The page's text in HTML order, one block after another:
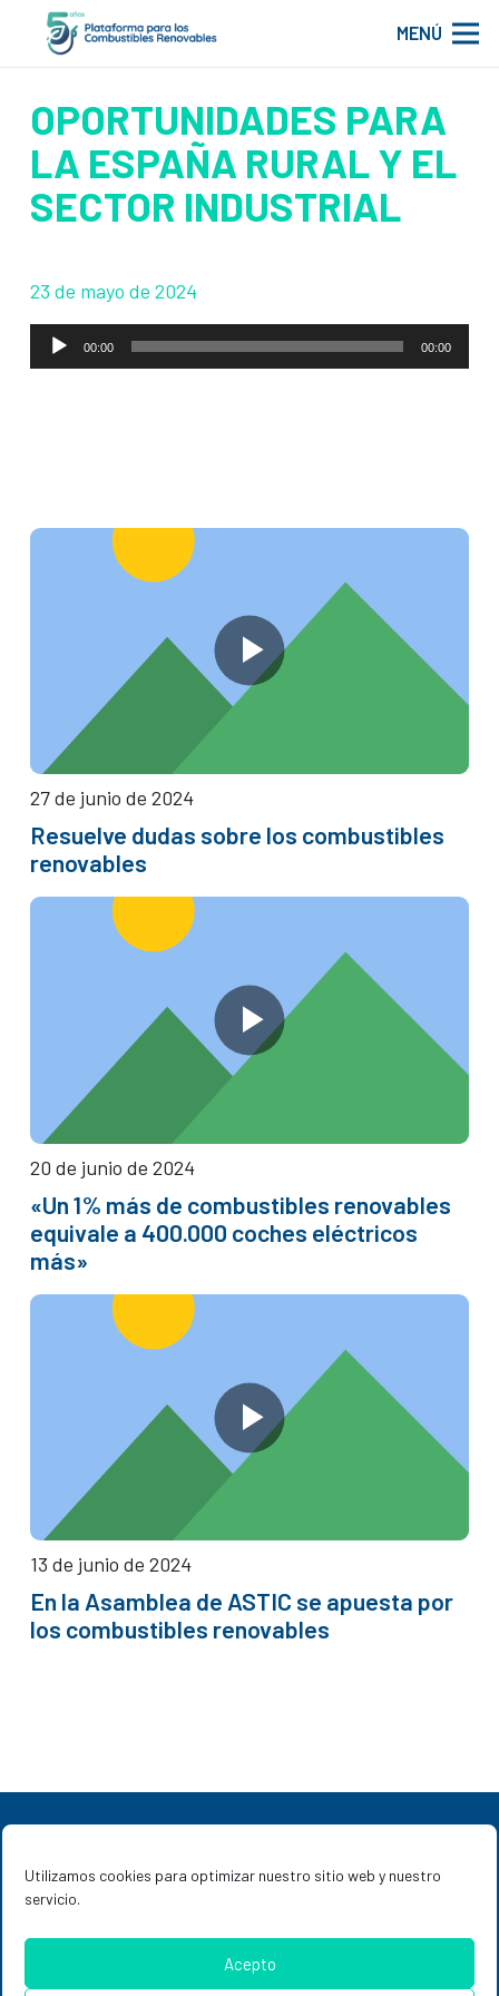
Utilizamos cookies para optimizar nuestro sitio web y nuestro
servicio.
Acepto
MENÚ
OPORTUNIDADES PARA
LA ESPAÑA RURAL Y EL
SECTOR INDUSTRIAL
23 de mayo de 2024
Reproductor
de
00:00 00:00
27 de junio de 2024
Resuelve dudas sobre los combustibles
renovables
20 de junio de 2024
«Un 1% más de combustibles renovables
equivale a 400.000 coches eléctricos
más»
13 de junio de 2024
En la Asamblea de ASTIC se apuesta por
los combustibles renovables
Combustibles renovables